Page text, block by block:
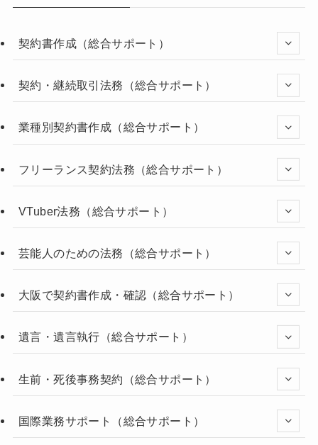
契約書作成（総合サポート）
契約・継続取引法務（総合サポート）
業種別契約書作成（総合サポート）
フリーランス契約法務（総合サポート）
VTuber法務（総合サポート）
芸能人のための法務（総合サポート）
大阪で契約書作成・確認（総合サポート）
遺言・遺言執行（総合サポート）
生前・死後事務契約（総合サポート）
国際業務サポート（総合サポート）